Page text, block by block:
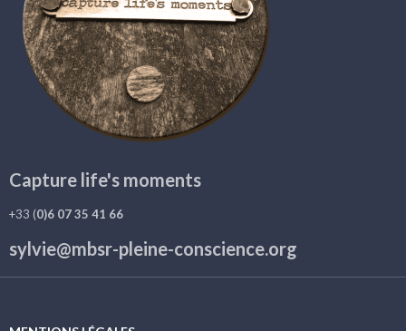
Capture life's moments
+33 (0)6 07 35 41 66
sylvie@mbsr-pleine-conscience.org